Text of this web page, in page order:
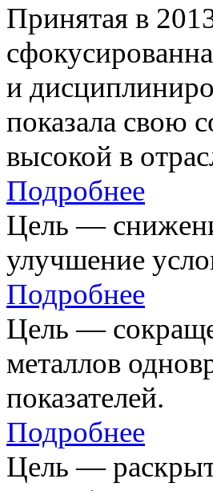
Принятая в
и
показала свою
высокой в
Подробнее
Цель —
улучшение
Подробнее
Цель —
металлов
показателей.
Подробнее
Цель —